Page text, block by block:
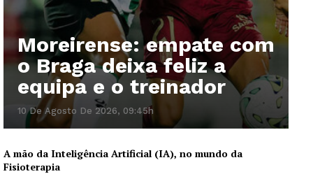
Moreirense: empate com
o Braga deixa feliz a
equipa e o treinador
10 De Agosto De 2026, 09:45h
A mão da Inteligência Artificial (IA), no mundo da
Fisioterapia